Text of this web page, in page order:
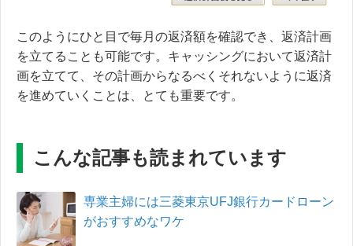
このようにひと目で毎月の返済額を確認でき、返済計画
を立てることも可能です。キャッシングにおいて返済計
画を立てて、その計画からなるべくそれないように返済
を進めていくことは、とても重要です。
こんな記事も読まれています
専業主婦には三菱東京UFJ銀行カードローン
がおすすめなワケ